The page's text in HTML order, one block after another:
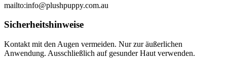
mailto:info@plushpuppy.com.au
Sicherheitshinweise
Kontakt mit den Augen vermeiden. Nur zur äußerlichen
Anwendung. Ausschließlich auf gesunder Haut verwenden.